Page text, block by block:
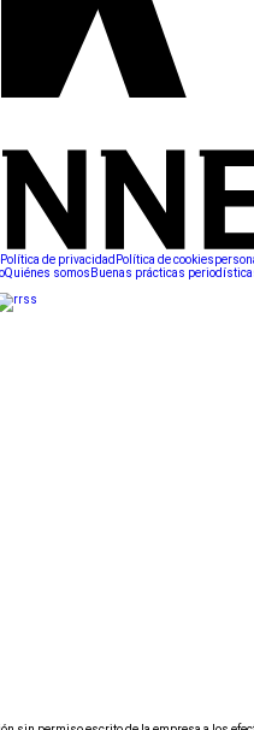
Política de privacidad Política de cookies
Quiénes somos Buenas prácticas